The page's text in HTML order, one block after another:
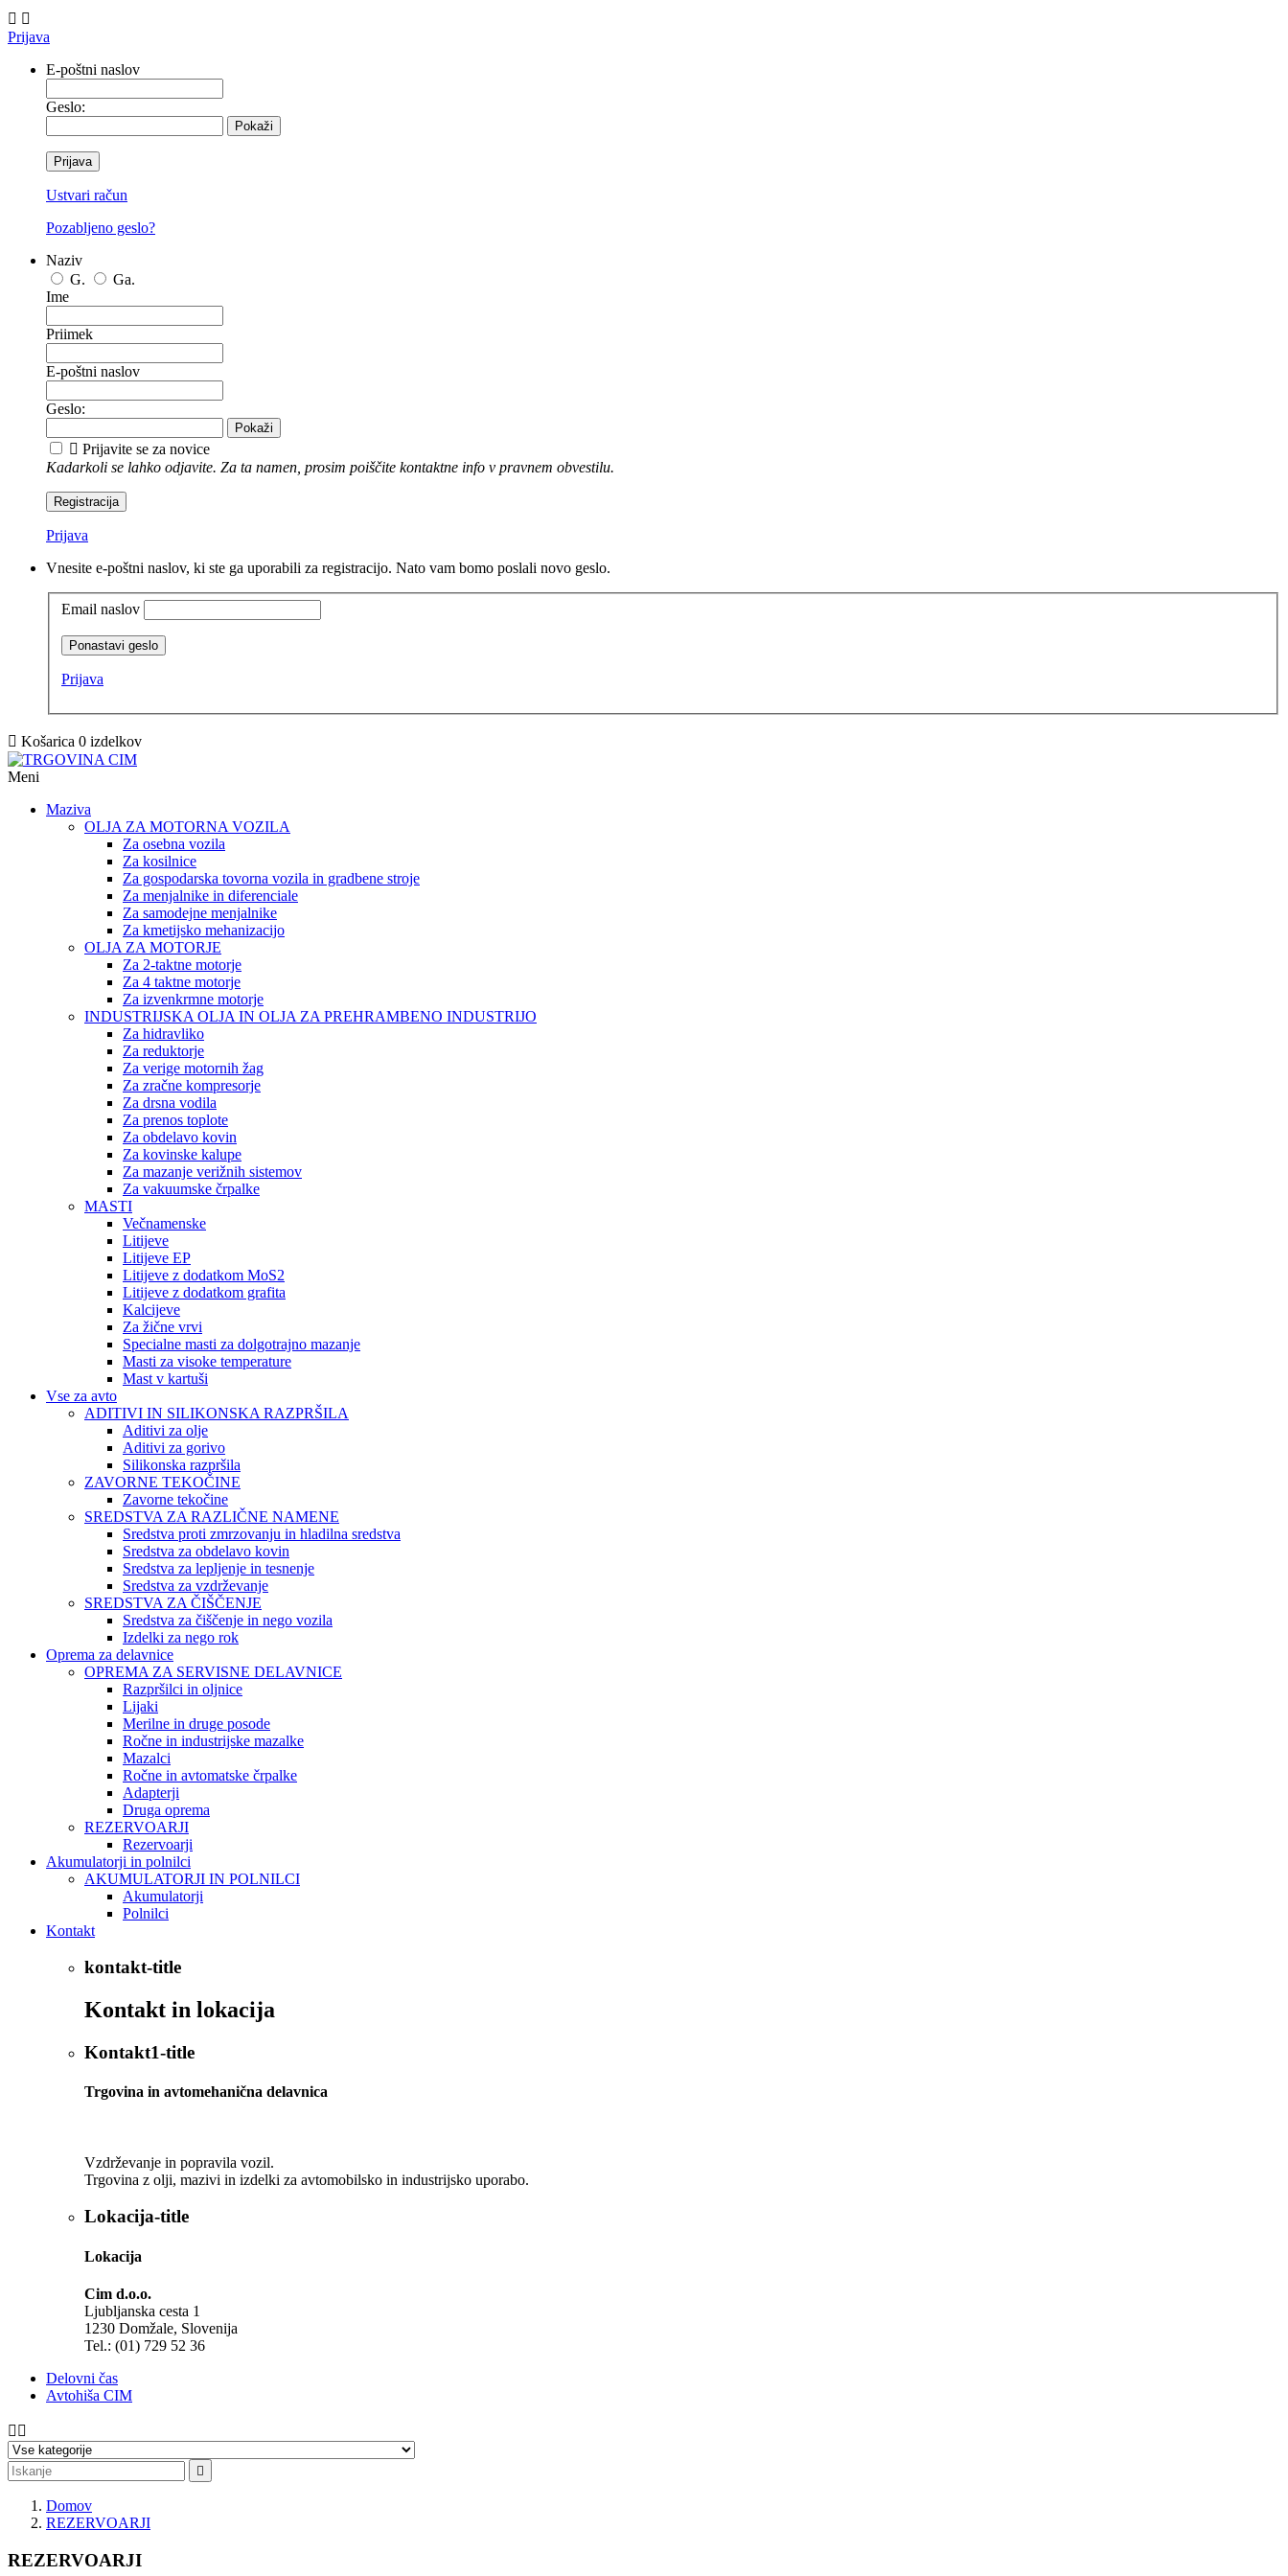
 
Prijava
E-poštni naslov
Geslo:
Pokaži
Prijava
Ustvari račun
Pozabljeno geslo?
Naziv
G.
Ga.
Ime
Priimek
E-poštni naslov
Geslo:
Pokaži
 Prijavite se za novice
Kadarkoli se lahko odjavite. Za ta namen, prosim poiščite kontaktne info v pravnem obvestilu.
Registracija
Prijava
Vnesite e-poštni naslov, ki ste ga uporabili za registracijo. Nato vam bomo poslali novo geslo.
Email naslov
Ponastavi geslo
Prijava
 Košarica 0 izdelkov
Meni
Maziva
OLJA ZA MOTORNA VOZILA
Za osebna vozila
Za kosilnice
Za gospodarska tovorna vozila in gradbene stroje
Za menjalnike in diferenciale
Za samodejne menjalnike
Za kmetijsko mehanizacijo
OLJA ZA MOTORJE
Za 2-taktne motorje
Za 4 taktne motorje
Za izvenkrmne motorje
INDUSTRIJSKA OLJA IN OLJA ZA PREHRAMBENO INDUSTRIJO
Za hidravliko
Za reduktorje
Za verige motornih žag
Za zračne kompresorje
Za drsna vodila
Za prenos toplote
Za obdelavo kovin
Za kovinske kalupe
Za mazanje verižnih sistemov
Za vakuumske črpalke
MASTI
Večnamenske
Litijeve
Litijeve EP
Litijeve z dodatkom MoS2
Litijeve z dodatkom grafita
Kalcijeve
Za žične vrvi
Specialne masti za dolgotrajno mazanje
Masti za visoke temperature
Mast v kartuši
Vse za avto
ADITIVI IN SILIKONSKA RAZPRŠILA
Aditivi za olje
Aditivi za gorivo
Silikonska razpršila
ZAVORNE TEKOČINE
Zavorne tekočine
SREDSTVA ZA RAZLIČNE NAMENE
Sredstva proti zmrzovanju in hladilna sredstva
Sredstva za obdelavo kovin
Sredstva za lepljenje in tesnenje
Sredstva za vzdrževanje
SREDSTVA ZA ČIŠČENJE
Sredstva za čiščenje in nego vozila
Izdelki za nego rok
Oprema za delavnice
OPREMA ZA SERVISNE DELAVNICE
Razpršilci in oljnice
Lijaki
Merilne in druge posode
Ročne in industrijske mazalke
Mazalci
Ročne in avtomatske črpalke
Adapterji
Druga oprema
REZERVOARJI
Rezervoarji
Akumulatorji in polnilci
AKUMULATORJI IN POLNILCI
Akumulatorji
Polnilci
Kontakt
kontakt-title
Kontakt in lokacija
Kontakt1-title
Trgovina in avtomehanična delavnica
Vzdrževanje in popravila vozil.
Trgovina z olji, mazivi in izdelki za avtomobilsko in industrijsko uporabo.
Lokacija-title
Lokacija
Cim d.o.o.
Ljubljanska cesta 1
1230 Domžale, Slovenija
Tel.: (01) 729 52 36
Delovni čas
Avtohiša CIM
 

Domov
REZERVOARJI
REZERVOARJI